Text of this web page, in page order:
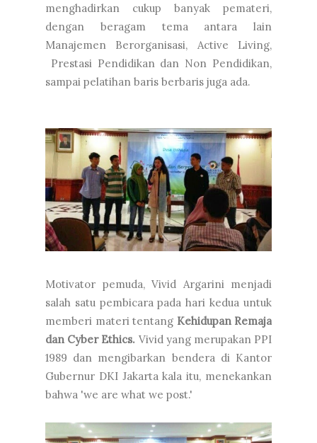
menghadirkan cukup banyak pemateri,
dengan beragam tema antara lain
Manajemen Berorganisasi, Active Living,
Prestasi Pendidikan dan Non Pendidikan,
sampai pelatihan baris berbaris juga ada.
Motivator pemuda, Vivid Argarini menjadi
salah satu pembicara pada hari kedua untuk
memberi materi tentang Kehidupan Remaja
dan Cyber Ethics. Vivid yang merupakan PPI
1989 dan mengibarkan bendera di Kantor
Gubernur DKI Jakarta kala itu, menekankan
bahwa 'we are what we post.'